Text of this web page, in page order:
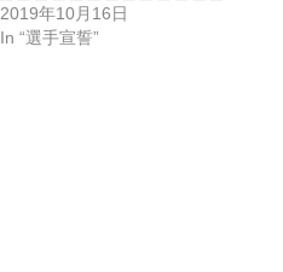
2019年10月16日
In “選手宣誓”